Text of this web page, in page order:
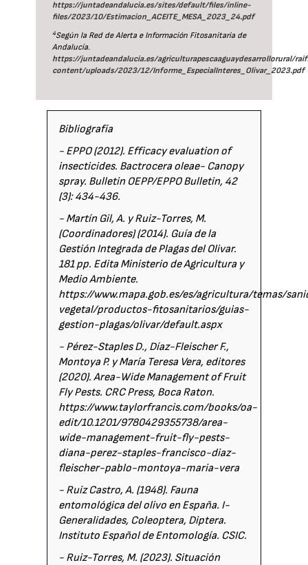
https://juntadeandalucia.es/sites/default/files/inline-
files/2023/10/Estimacion_ACEITE_MESA_2023_24.pdf
4Según la Red de Alerta e Información Fitosanitaria de
Andalucía.
https://juntadeandalucia.es/agriculturapescaaguaydesarrollorural/
content/uploads/2023/12/Informe_EspecialInteres_Olivar_2023.pdf
Bibliografía
- EPPO (2012). Efficacy evaluation of
insecticides. Bactrocera oleae- Canopy
spray. Bulletin OEPP/EPPO Bulletin, 42
(3): 434-436.
- Martín Gil, A. y Ruiz-Torres, M.
(Coordinadores) (2014). Guía de la
Gestión Integrada de Plagas del Olivar.
181 pp. Edita Ministerio de Agricultura y
Medio Ambiente.
https://www.mapa.gob.es/es/agricultura/temas/
vegetal/productos-fitosanitarios/guias-
gestion-plagas/olivar/default.aspx
- Pérez-Staples D., Díaz-Fleischer F.,
Montoya P. y María Teresa Vera, editores
(2020). Area-Wide Management of Fruit
Fly Pests. CRC Press, Boca Raton.
https://www.taylorfrancis.com/books/oa-
edit/10.1201/9780429355738/area-
wide-management-fruit-fly-pests-
diana-perez-staples-francisco-diaz-
fleischer-pablo-montoya-maria-vera
- Ruiz Castro, A. (1948). Fauna
entomológica del olivo en España. I-
Generalidades, Coleoptera, Diptera.
Instituto Español de Entomología. CSIC.
- Ruiz-Torres, M. (2023). Situación